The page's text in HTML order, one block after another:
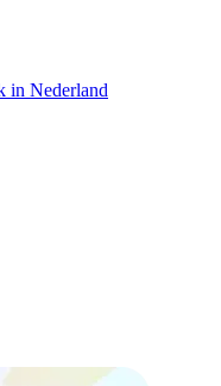
in Nederland